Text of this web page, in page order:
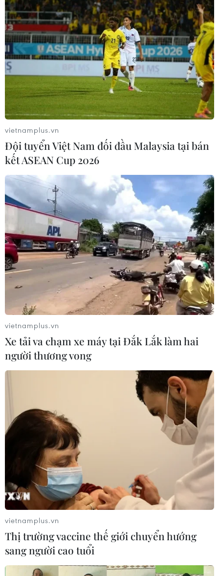
Thí sinh Miss World Vietnam 2022 lên đồ
cực chất diễu hành carnival
20/07/2022 03:47
Thí sinh Miss World Vietnam 2022 lên đồ rực rỡ cho sự
kiện Diễu hành đường phố - một trong những hoạt động
thuộc khuôn khổ vòng chung kết cuộc thi năm nay sẽ
diễn ra vào 21/7, tại Quy Nhơn.
Thí sinh Miss World VN đội mưa chuyển
đồ đến lớp tình thương trên sông
23/07/2022 05:54
Trải qua điều kiện thời tiết lẫn di chuyển đều khó khăn,
“Gieo chữ gặt yêu thương” được xem là một trong
những dự án nhân ái “chật vật” nhất của 8 thí sinh tham
gia Miss World Vietnam 2022.
vietnamplus.vn
Đội tuyển Việt Nam đối đầu Malaysia tại bán
kết ASEAN Cup 2026
vietnamplus.vn
Xe tải va chạm xe máy tại Đắk Lắk làm hai
người thương vong
vietnamplus.vn
Thị trường vaccine thế giới chuyển hướng
sang người cao tuổi